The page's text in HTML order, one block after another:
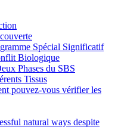
Spécial Significatif
Biologique
Phases du SBS
Tissus
pouvez-vous vérifier les
natural ways despite